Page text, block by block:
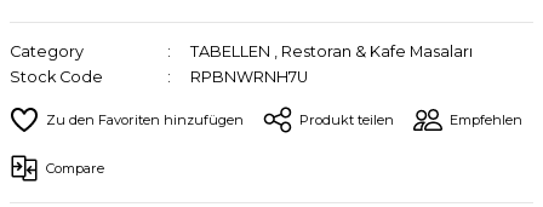
Category TABELLEN , Restoran & Kafe Masaları
Stock Code
RPBNWRNH7U
Produkt teilen Empfehlen
Compare